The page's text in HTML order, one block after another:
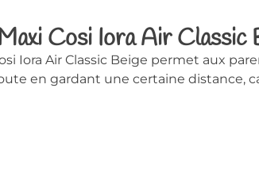
Cosi Iora Air Classic
Iora Air Classic Beige permet aux
en gardant une certaine distance,